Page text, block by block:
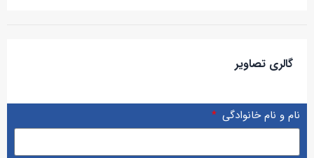
گالری تصاویر
نام و نام خانوادگی